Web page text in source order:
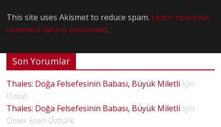
This site uses Akismet to reduce spam. Learn how your
comment data is processed.
Son Yorumlar
Thales: Doğa Felsefesinin Babası, Büyük Miletli için
Umut
Thales: Doğa Felsefesinin Babası, Büyük Miletli için
Ömer Eren Öztürk